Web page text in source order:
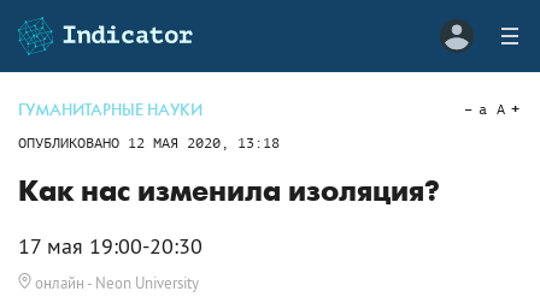
ГУМАНИТАРНЫЕ НАУКИ
ОПУБЛИКОВАНО 12 МАЯ 2020, 13:18
a A
Как нас изменила изоляция?
17 мая 19:00-20:30
онлайн - Neon University